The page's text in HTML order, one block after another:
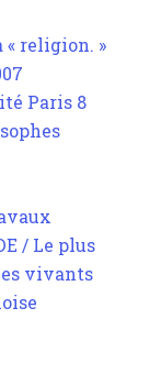
« religion. »
Paris 8
/ Le plus
vivants